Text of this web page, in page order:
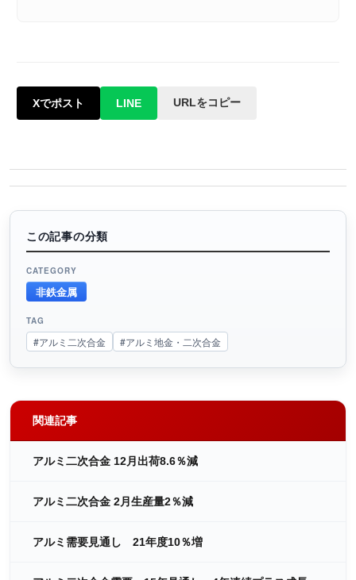
Xでポスト LINE URLをコピー
この記事の分類
CATEGORY
非鉄金属
TAG
#アルミ二次合金 #アルミ地金・二次合金
関連記事
アルミ二次合金 12月出荷8.6％減
アルミ二次合金 2月生産量2％減
アルミ需要見通し 21年度10％増